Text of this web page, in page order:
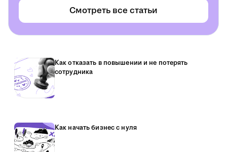
Смотреть все статьи
Как отказать в повышении и не потерять
сотрудника
Как начать бизнес с нуля